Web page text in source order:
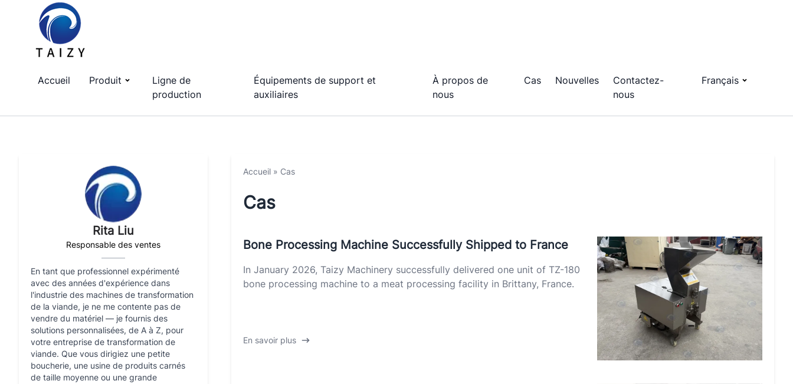
Accueil Produit
Ligne de
production
Équipements de support et
auxiliaires
À propos de
nous
Cas Nouvelles
Contactez-
nous
Français
Rita Liu
Responsable des ventes
En tant que professionnel expérimenté
avec des années d'expérience dans
l'industrie des machines de transformation
de la viande, je ne me contente pas de
vendre du matériel — je fournis des
solutions personnalisées, de A à Z, pour
votre entreprise de transformation de
viande. Que vous dirigiez une petite
boucherie, une usine de produits carnés
de taille moyenne ou une grande
Accueil » Cas
Cas
Bone Processing Machine Successfully Shipped to France
In January 2026, Taizy Machinery successfully delivered one unit of TZ-180
bone processing machine to a meat processing facility in Brittany, France.
En savoir plus